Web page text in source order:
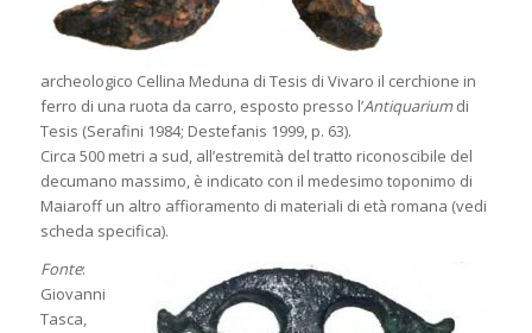
archeologico Cellina Meduna di Tesis di Vivaro il cerchione in
ferro di una ruota da carro, esposto presso l’Antiquariumdi
Tesis (Serafini 1984; Destefanis 1999, p. 63).
Circa 500 metri a sud, all’estremità del tratto riconoscibile del
decumano massimo, è indicato con il medesimo toponimo di
Maiaroff un altro affioramento di materiali di età romana (vedi
scheda specifica).
Fonte:
Giovanni
Tasca,